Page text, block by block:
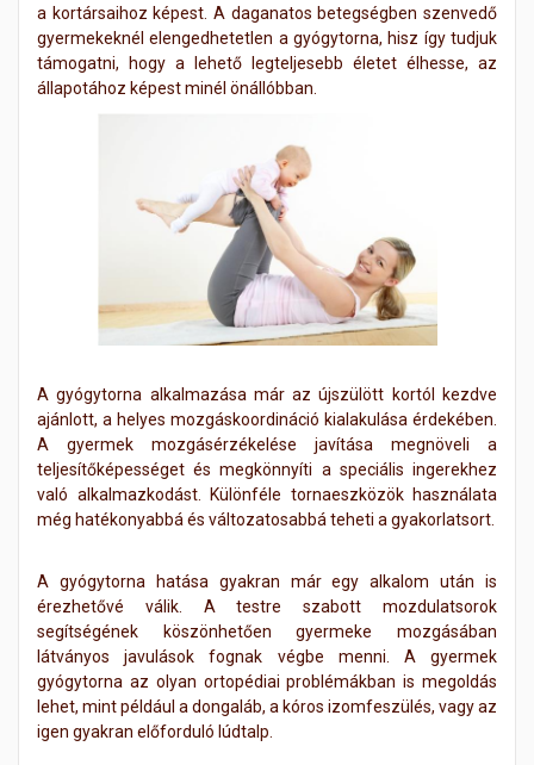
a kortársaihoz képest. A daganatos betegségben szenvedő
gyermekeknél elengedhetetlen a gyógytorna, hisz így tudjuk
támogatni, hogy a lehető legteljesebb életet élhesse, az
állapotához képest minél önállóbban.
A gyógytorna alkalmazása már az újszülött kortól kezdve
ajánlott, a helyes mozgáskoordináció kialakulása érdekében.
A gyermek mozgásérzékelése javítása megnöveli a
teljesítőképességet és megkönnyíti a speciális ingerekhez
való alkalmazkodást. Különféle tornaeszközök használata
még hatékonyabbá és változatosabbá teheti a gyakorlatsort.
A gyógytorna hatása gyakran már egy alkalom után is
érezhetővé válik. A testre szabott mozdulatsorok
segítségének köszönhetően gyermeke mozgásában
látványos javulások fognak végbe menni. A gyermek
gyógytorna az olyan ortopédiai problémákban is megoldás
lehet, mint például a dongaláb, a kóros izomfeszülés, vagy az
igen gyakran előforduló lúdtalp.